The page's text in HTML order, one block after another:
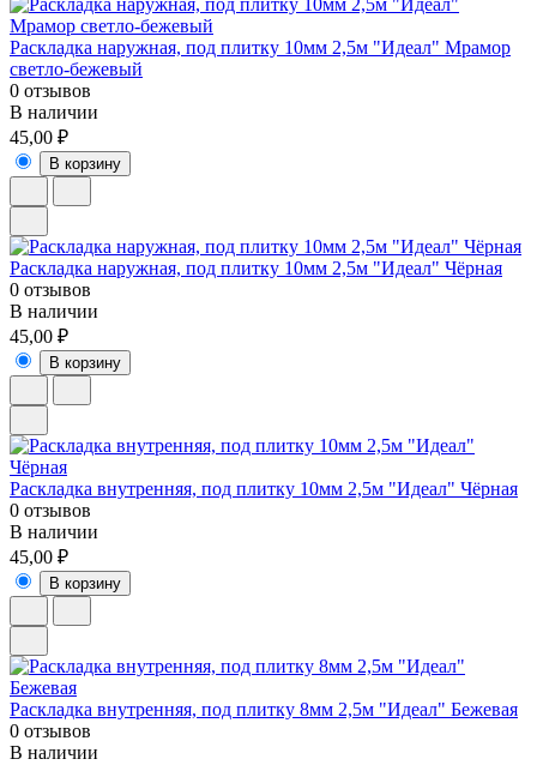
Раскладка наружная, под плитку 10мм 2,5м "Идеал" Мрамор
светло-бежевый
0 отзывов
В наличии
45,00 ₽
В корзину
Раскладка наружная, под плитку 10мм 2,5м "Идеал" Чёрная
0 отзывов
В наличии
45,00 ₽
В корзину
Раскладка внутренняя, под плитку 10мм 2,5м "Идеал" Чёрная
0 отзывов
В наличии
45,00 ₽
В корзину
Раскладка внутренняя, под плитку 8мм 2,5м "Идеал" Бежевая
0 отзывов
В наличии